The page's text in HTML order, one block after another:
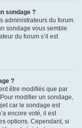
sondage ?
administrateurs du forum.
sondage vous semble
du forum s’il est
?
être modifiés que par
modifier un sondage,
car le sondage est
encore voté, il est
options. Cependant, si